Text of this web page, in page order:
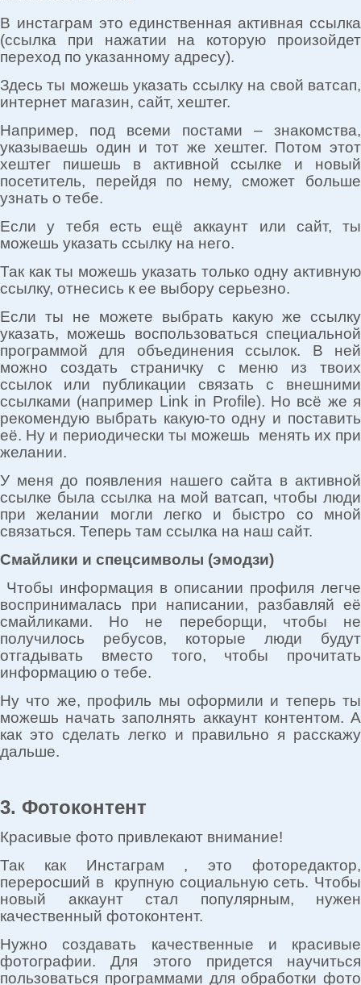
В инстаграм это единственная активная ссылка
(ссылка при нажатии на которую произойдет
переход по указанному адресу).
Здесь ты можешь указать ссылку на свой ватсап,
интернет магазин, сайт, хештег.
Например, под всеми постами – знакомства,
указываешь один и тот же хештег. Потом этот
хештег пишешь в активной ссылке и новый
посетитель, перейдя по нему, сможет больше
узнать о тебе.
Если у тебя есть ещё аккаунт или сайт, ты
можешь указать ссылку на него.
Так как ты можешь указать только одну активную
ссылку, отнесись к ее выбору серьезно.
Если ты не можете выбрать какую же ссылку
указать, можешь воспользоваться специальной
программой для объединения ссылок. В ней
можно создать страничку с меню из твоих
ссылок или публикации связать с внешними
ссылками (например Link in Profile). Но всё же я
рекомендую выбрать какую-то одну и поставить
её. Ну и периодически ты можешь менять их при
желании.
У меня до появления нашего сайта в активной
ссылке была ссылка на мой ватсап, чтобы люди
при желании могли легко и быстро со мной
связаться. Теперь там ссылка на наш сайт.
Смайлики и спецсимволы (эмодзи)
Чтобы информация в описании профиля легче
воспринималась при написании, разбавляй её
смайликами. Но не переборщи, чтобы не
получилось ребусов, которые люди будут
отгадывать вместо того, чтобы прочитать
информацию о тебе.
Ну что же, профиль мы оформили и теперь ты
можешь начать заполнять аккаунт контентом. А
как это сделать легко и правильно я расскажу
дальше.
3. Фотоконтент
Красивые фото привлекают внимание!
Так как Инстаграм , это фоторедактор,
переросший в крупную социальную сеть. Чтобы
новый аккаунт стал популярным, нужен
качественный фотоконтент.
Нужно создавать качественные и красивые
фотографии. Для этого придется научиться
пользоваться программами для обработки фото